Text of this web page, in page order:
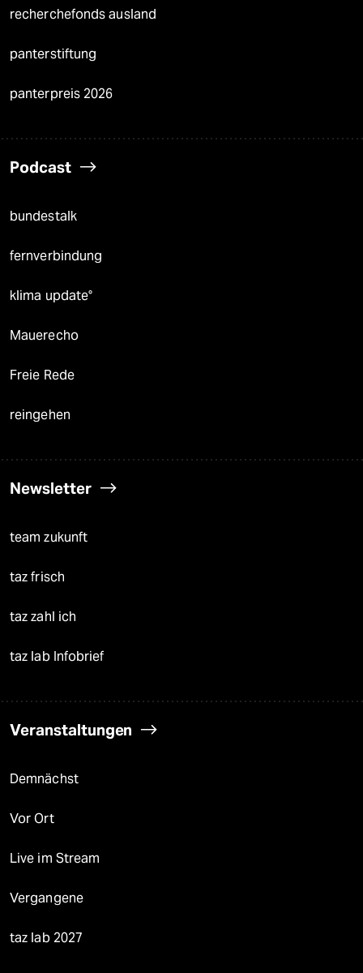
recherchefonds ausland
panterstiftung
panterpreis 2026
Podcast
bundestalk
fernverbindung
klima update°
Mauerecho
Freie Rede
reingehen
Newsletter
team zukunft
taz frisch
taz zahl ich
taz lab Infobrief
Veranstaltungen
Demnächst
Vor Ort
Live im Stream
Vergangene
taz lab 2027